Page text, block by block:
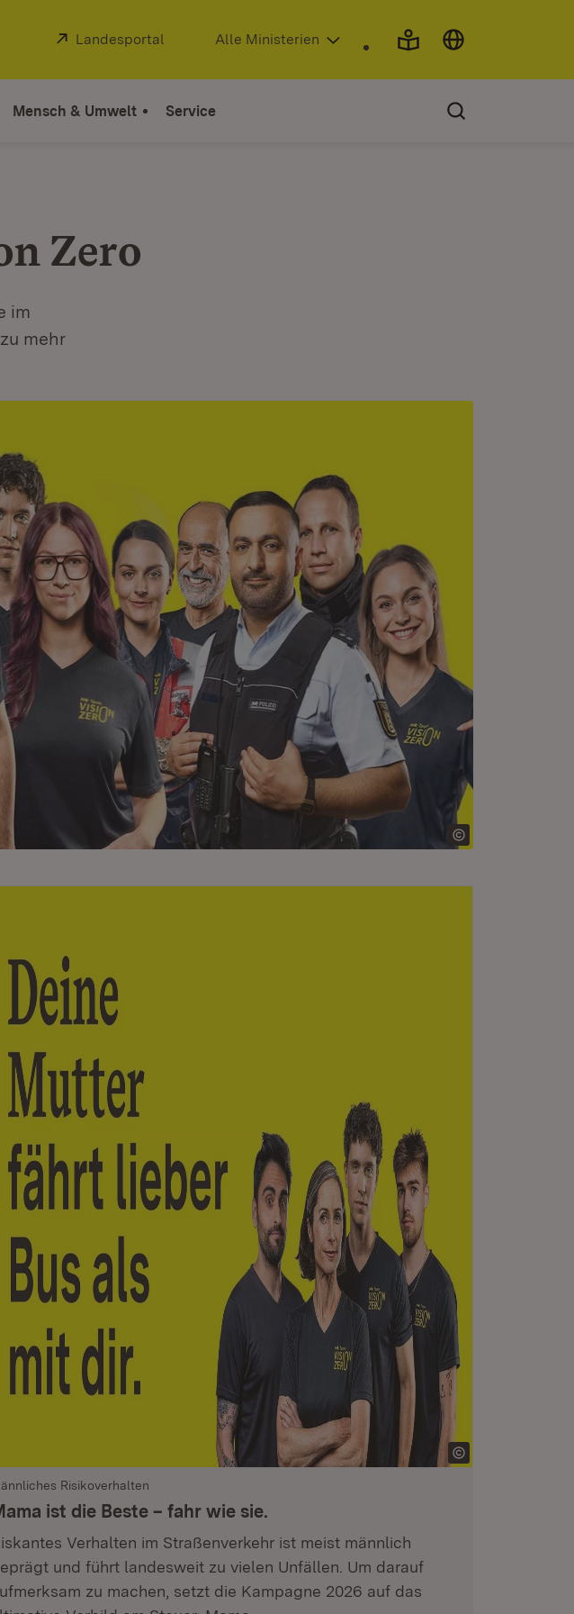
Extern:
Landesportal (Öffnet in neuem Fenster)
Alle Ministerien
Mensch & Umwelt Service
Zero
im
mehr
Risikoverhalten
ist die Beste – fahr wie sie.
Verhalten im Straßenverkehr ist meist männlich
und führt landesweit zu vielen Unfällen. Um darauf
zu machen, setzt die Kampagne 2026 auf das